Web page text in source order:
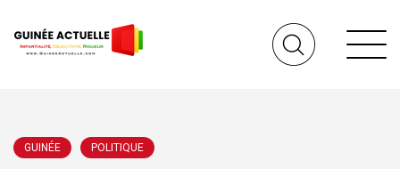
GUINÉE POLITIQUE